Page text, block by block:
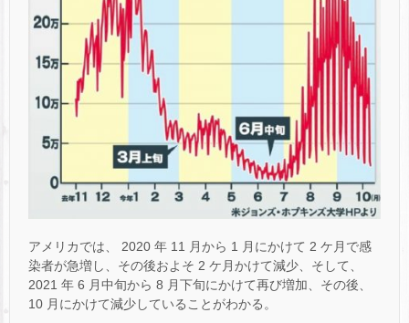
アメリカでは、 2020 年 11 月から 1 月にかけて 2 ケ月で感
染者が急増し、その後およそ 2 ケ月かけて減少、そして、
2021 年 6 月中旬から 8 月下旬にかけて再び増加、その後、
10 月にかけて減少していることがわかる。